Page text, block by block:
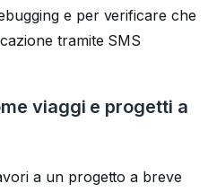
e per verificare che
tramite SMS
viaggi e progetti a
a un progetto a breve